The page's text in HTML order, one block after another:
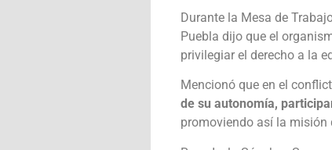
Durante la Mesa de
Puebla dijo que el
privilegiar el derecho a la
Mencionó que en el
de su autonomía,
promoviendo así la misión